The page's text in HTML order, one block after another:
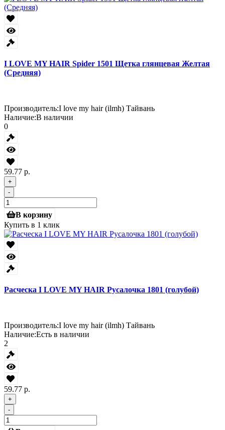
I LOVE MY HAIR Spider 1501 Щетка глянцевая Желтая
(Средняя)
Производитель:I love my hair (ilmh) Тайвань
Наличие:В наличии
0
59.77 р.
+
-
В корзину
Купить в 1 клик
Расческа I LOVE MY HAIR Русалочка 1801 (голубой)
Производитель:I love my hair (ilmh) Тайвань
Наличие:Есть в наличии
2
59.77 р.
+
-